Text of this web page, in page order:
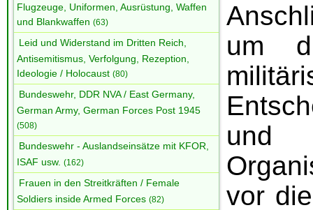
Flugzeuge, Uniformen, Ausrüstung, Waffen
und Blankwaffen (63)
Leid und Widerstand im Dritten Reich,
Antisemitismus, Verfolgung, Rezeption,
Ideologie / Holocaust (80)
Bundeswehr, DDR NVA / East Germany,
German Army, German Forces Post 1945
(508)
Bundeswehr - Auslandseinsätze mit KFOR,
ISAF usw. (162)
Frauen in den Streitkräften / Female
Soldiers inside Armed Forces (82)
um
und
vor